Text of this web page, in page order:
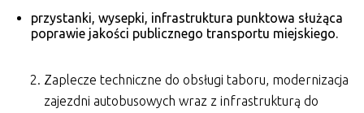
przystanki, wysepki, infrastruktura punktowa służąca
poprawie jakości publicznego transportu miejskiego.
Zaplecze techniczne do obsługi taboru, modernizacja
zajezdni autobusowych wraz z infrastrukturą do